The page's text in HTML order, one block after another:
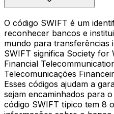
O código SWIFT é um
reconhecer bancos e
mundo para transferências
SWIFT significa Society for
Financial
Telecomunicações
Esses códigos ajudam a
sejam encaminhados para
código SWIFT típico tem 8